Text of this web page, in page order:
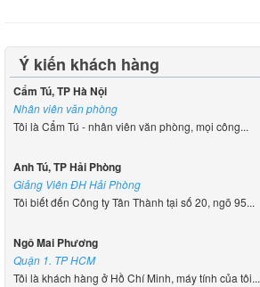
Ý kiến khách hàng
Cẩm Tú, TP Hà Nội
Nhân viên văn phòng
Tôi là Cẩm Tú - nhân viên văn phòng, mọi công...
Anh Tú, TP Hải Phòng
Giảng Viên ĐH Hải Phòng
Tôi biết đến Công ty Tân Thành tại số 20, ngõ 95...
Ngô Mai Phương
Quận 1. TP HCM
Tôi là khách hàng ở Hồ Chí Minh, máy tính của tôi...